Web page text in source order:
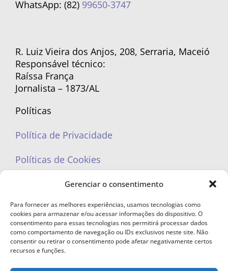
Gerenciar o consentimento
Para fornecer as melhores experiências, usamos tecnologias como
cookies para armazenar e/ou acessar informações do dispositivo. O
consentimento para essas tecnologias nos permitirá processar dados
como comportamento de navegação ou IDs exclusivos neste site. Não
consentir ou retirar o consentimento pode afetar negativamente certos
recursos e funções.
WhatsApp: (82) 99650-3747
R. Luiz Vieira dos Anjos, 208, Serraria, Maceió
Responsável técnico:
Raíssa França
Jornalista – 1873/AL
Políticas
Política de Privacidade
Políticas de Cookies
portaleufemea@gmail.com